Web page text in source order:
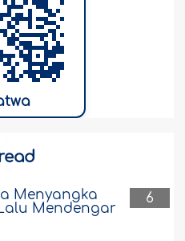
6
Menyangka
Mendengar